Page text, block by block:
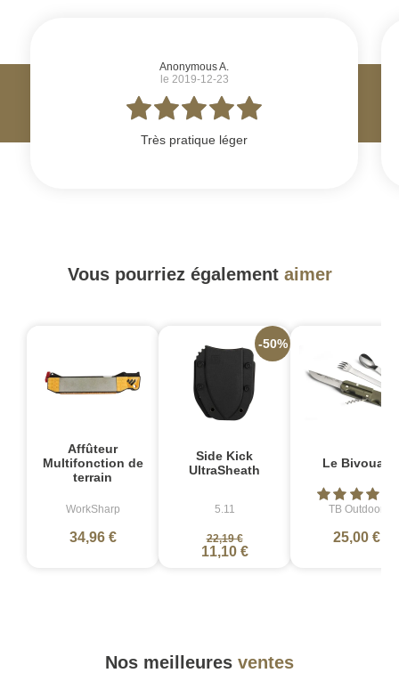
Anonymous A.
le 2019-12-23
Très pratique léger
Vous pourriez également aimer
Affûteur
Multifonction de
terrain
WorkSharp
34,96 €
Side Kick
UltraSheath
5.11
22,19 €
11,10 €
-50%
Le Bivouac
TB Outdoor
25,00 €
Nos meilleures ventes